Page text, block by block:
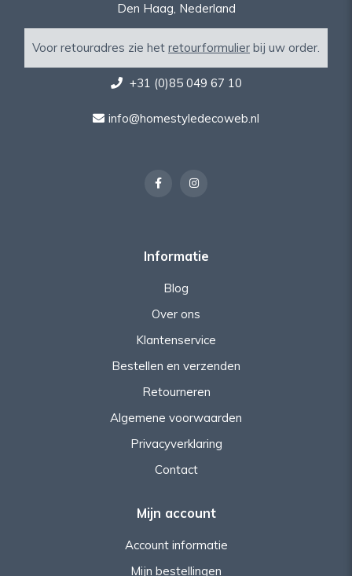
Den Haag, Nederland
Voor retouradres zie het retourformulier bij uw order.
+31 (0)85 049 67 10
info@homestyledecoweb.nl
Informatie
Blog
Over ons
Klantenservice
Bestellen en verzenden
Retourneren
Algemene voorwaarden
Privacyverklaring
Contact
Mijn account
Account informatie
Mijn bestellingen